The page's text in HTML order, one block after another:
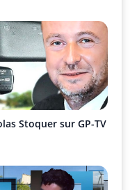
Stoquer sur GP-TV